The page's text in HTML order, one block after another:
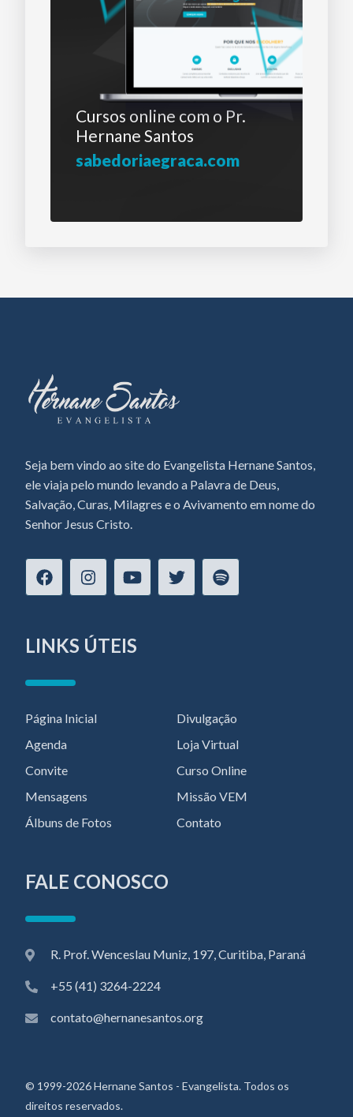
Cursos online com o Pr.
Hernane Santos
sabedoriaegraca.com
Seja bem vindo ao site do Evangelista Hernane Santos,
ele viaja pelo mundo levando a Palavra de Deus,
Salvação, Curas, Milagres e o Avivamento em nome do
Senhor Jesus Cristo.
LINKS ÚTEIS
Página Inicial
Agenda
Convite
Mensagens
Álbuns de Fotos
Divulgação
Loja Virtual
Curso Online
Missão VEM
Contato
FALE CONOSCO
R. Prof. Wenceslau Muniz, 197, Curitiba, Paraná
+55 (41) 3264-2224
contato@hernanesantos.org
© 1999-2026 Hernane Santos - Evangelista. Todos os
direitos reservados.